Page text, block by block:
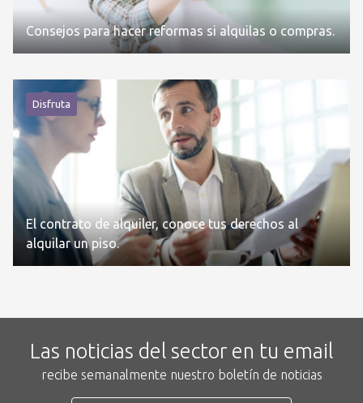
Consejos para hacer reformas si alquilas o compras.
Disfruta
El contrato de alquiler, conoce tus derechos al
alquilar un piso.
Las noticias del sector en tu email
recibe semanalmente nuestro boletín de noticias